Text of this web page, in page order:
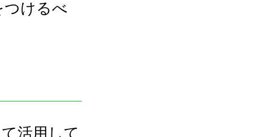
つけるべ
活用して